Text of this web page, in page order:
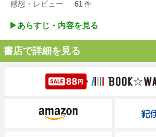
感想・レビュー 61 件
▶︎あらすじ・内容を見る
書店で詳細を見る